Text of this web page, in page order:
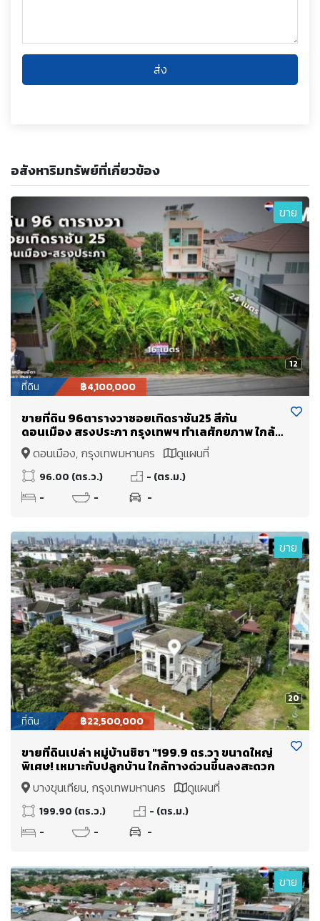
ส่ง
อสังหาริมทรัพย์ที่เกี่ยวข้อง
12
ขาย
ที่ดิน ฿4,100,000
ขายที่ดิน 96ตารางวาซอยเทิดราชัน25 สีกัน
ดอนเมือง สรงประภา กรุงเทพฯ ทำเลศักยภาพ ใกล้
สนามบินนานาชาติดอนเมือง
ดอนเมือง, กรุงเทพมหานคร ดูแผนที่
96.00 (ตร.ว.)
- (ตร.ม.)
-
- -
20
ขาย
ที่ดิน ฿22,500,000
ขายที่ดินเปล่า หมู่บ้านชิชา "199.9 ตร.วา ขนาดใหญ่
พิเศษ! เหมาะกับปลูกบ้าน ใกล้ทางด่วนขึ้นลงสะดวก
บางขุนเทียน, กรุงเทพมหานคร
ดูแผนที่
199.90 (ตร.ว.)
- (ตร.ม.)
-
- -
ขาย